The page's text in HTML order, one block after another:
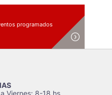
programados
Viernes: 8-18 hs